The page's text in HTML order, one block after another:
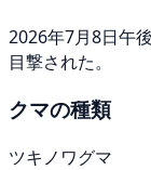
2026年7月8日午
目撃された。
クマの種類
ツキノワグマ